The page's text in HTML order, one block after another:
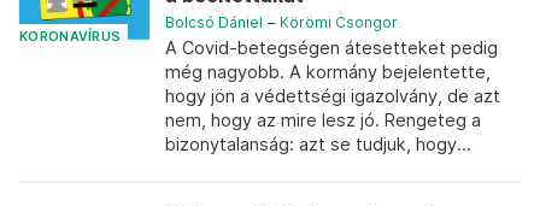
KORONAVÍRUS
Bolcsó Dániel – Körömi Csongor
A Covid-betegségen átesetteket pedig
még nagyobb. A kormány bejelentette,
hogy jön a védettségi igazolvány, de azt
nem, hogy az mire lesz jó. Rengeteg a
bizonytalanság: azt se tudjuk, hogy...